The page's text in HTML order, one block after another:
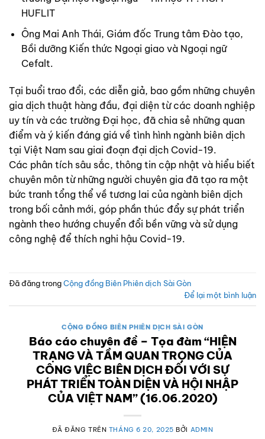
HUFLIT
Ông Mai Anh Thái, Giám đốc Trung tâm Đào tạo,
Bồi dưỡng Kiến thức Ngoại giao và Ngoại ngữ
Cefalt.
Tại buổi trao đổi, các diễn giả, bao gồm những chuyên
gia dịch thuật hàng đầu, đại diện từ các doanh nghiệp
uy tín và các trường Đại học, đã chia sẻ những quan
điểm và ý kiến đáng giá về tình hình ngành biên dịch
tại Việt Nam sau giai đoạn đại dịch Covid-19.
Các phân tích sâu sắc, thông tin cập nhật và hiểu biết
chuyên môn từ những người chuyên gia đã tạo ra một
bức tranh tổng thể về tương lai của ngành biên dịch
trong bối cảnh mới, góp phần thúc đẩy sự phát triển
ngành theo hướng chuyển đổi bền vững và sử dụng
công nghệ để thích nghi hậu Covid-19.
Đã đăng trongCộng đồng Biên Phiên dịch Sài Gòn
Để lại một bình luận
CỘNG ĐỒNG BIÊN PHIÊN DỊCH SÀI GÒN
Báo cáo chuyên đề – Tọa đàm “HIỆN
TRẠNG VÀ TẦM QUAN TRỌNG CỦA
CÔNG VIỆC BIÊN DỊCH ĐỐI VỚI SỰ
PHÁT TRIỂN TOÀN DIỆN VÀ HỘI NHẬP
CỦA VIỆT NAM” (16.06.2020)
ĐÃ ĐĂNG TRÊN THÁNG 6 20, 2025 BỞI ADMIN